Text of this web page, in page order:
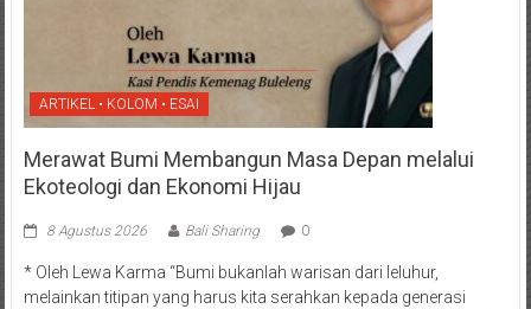
ARTIKEL • KOLOM • ESAI
Merawat Bumi Membangun Masa Depan melalui
Ekoteologi dan Ekonomi Hijau
8 Agustus 2026 Bali Sharing 0
* Oleh Lewa Karma “Bumi bukanlah warisan dari leluhur,
melainkan titipan yang harus kita serahkan kepada generasi